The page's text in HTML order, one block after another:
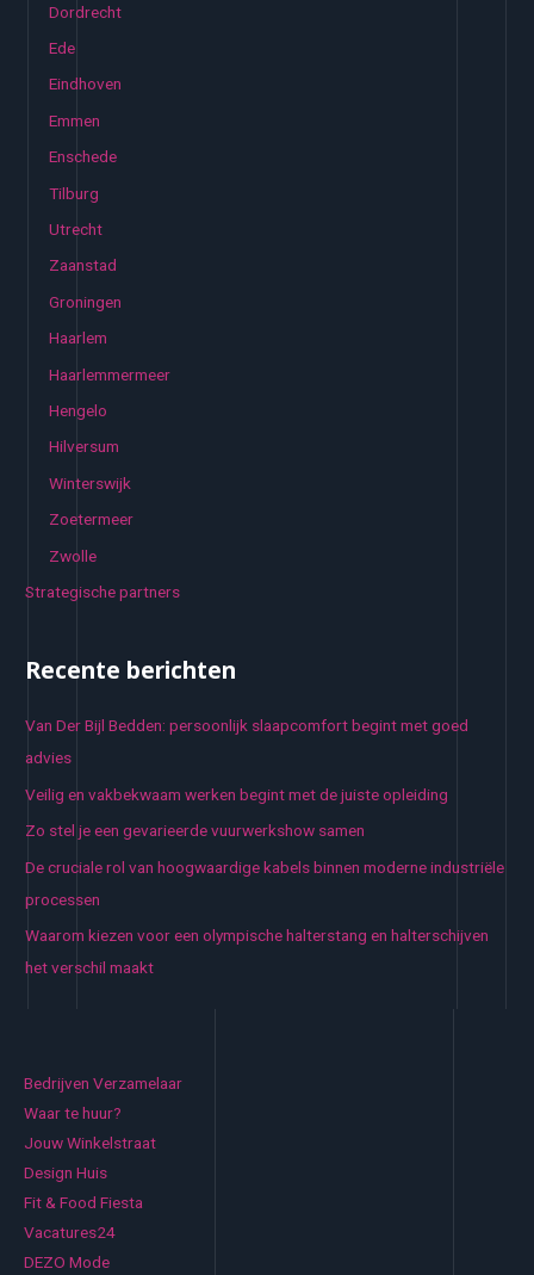
Dordrecht
Ede
Eindhoven
Emmen
Enschede
Tilburg
Utrecht
Zaanstad
Groningen
Haarlem
Haarlemmermeer
Hengelo
Hilversum
Winterswijk
Zoetermeer
Zwolle
Strategische partners
Recente berichten
Van Der Bijl Bedden: persoonlijk slaapcomfort begint met goed
advies
Veilig en vakbekwaam werken begint met de juiste opleiding
Zo stel je een gevarieerde vuurwerkshow samen
De cruciale rol van hoogwaardige kabels binnen moderne industriële
processen
Waarom kiezen voor een olympische halterstang en halterschijven
het verschil maakt
Bedrijven Verzamelaar
Waar te huur?
Jouw Winkelstraat
Design Huis
Fit & Food Fiesta
Vacatures24
DEZO Mode